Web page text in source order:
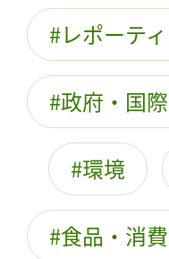
レポーテ
政府・国
環境
食品・消